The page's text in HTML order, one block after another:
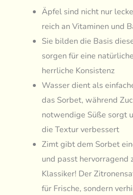
Äpfel sind nicht nur
reich an Vitaminen und
Sie bilden die Basis
sorgen für eine
herrliche Konsistenz
Wasser dient als
das Sorbet, während
notwendige Süße sorgt
die Textur verbessert
Zimt gibt dem Sorbet
und passt hervorragend
Klassiker! Der
für Frische, sondern